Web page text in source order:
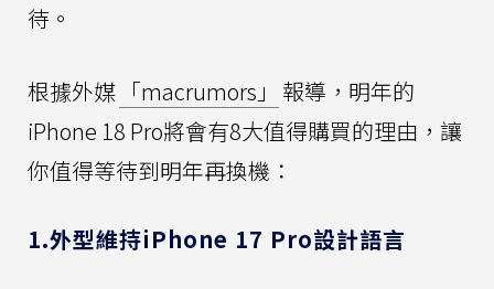
待。
根據外媒 「macrumors」 報導，明年的
iPhone 18 Pro將會有8大值得購買的理由，讓
你值得等待到明年再換機：
1.外型維持iPhone 17 Pro設計語言